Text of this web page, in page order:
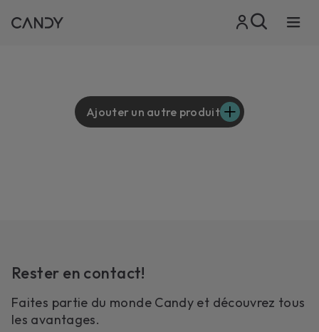
Ajouter un autre produit
Rester en contact!
Faites partie du monde Candy et découvrez tous
les avantages.